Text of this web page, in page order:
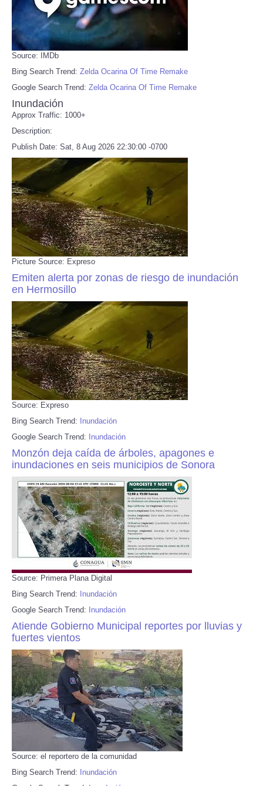
Source: IMDb
Bing Search Trend: Zelda Ocarina Of Time Remake
Google Search Trend: Zelda Ocarina Of Time Remake
Inundación
Approx Traffic: 1000+
Description:
Publish Date: Sat, 8 Aug 2026 22:30:00 -0700
Picture Source: Expreso
Emiten alerta por zonas de riesgo de inundación
en Hermosillo
Source: Expreso
Bing Search Trend: Inundación
Google Search Trend: Inundación
Monzón deja caída de árboles, apagones e
inundaciones en seis municipios de Sonora
Source: Primera Plana Digital
Bing Search Trend: Inundación
Google Search Trend: Inundación
Atiende Gobierno Municipal reportes por lluvias y
fuertes vientos
Source: el reportero de la comunidad
Bing Search Trend: Inundación